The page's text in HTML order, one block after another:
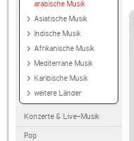
arabische Musik
Asiatische Musik
Indische Musik
Afrikanische Musik
Mediterrane Musik
Karibische Musik
weitere Länder
Konzerte & Live-Musik
Pop